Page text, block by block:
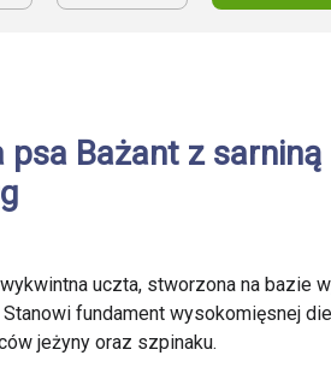
psa Bażant z sarniną
uczta, stworzona na bazie
fundament wysokomięsnej
jeżyny oraz szpinaku.